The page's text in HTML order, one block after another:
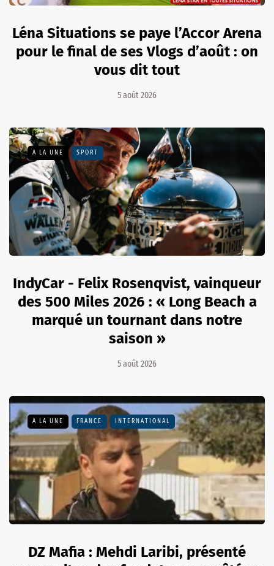
Léna Situations se paye l’Accor Arena
pour le final de ses Vlogs d’août : on
vous dit tout
5 août 2026
A LA UNE SPORT
IndyCar - Felix Rosenqvist, vainqueur
des 500 Miles 2026 : « Long Beach a
marqué un tournant dans notre
saison »
5 août 2026
A LA UNE FRANCE INTERNATIONAL
DZ Mafia : Mehdi Laribi, présenté